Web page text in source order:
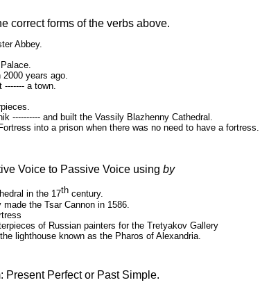
correct forms of the verbs above.
Abbey.
2000 years ago.
------- a town.
---------- and built the Vassily Blazhenny Cathedral.
into a prison when there was no need to have a fortress.
Voice to Passive Voice using by
in the 17th century.
the Tsar Cannon in 1586.
of Russian painters for the Tretyakov Gallery
lighthouse known as the Pharos of Alexandria.
Present Perfect or Past Simple.